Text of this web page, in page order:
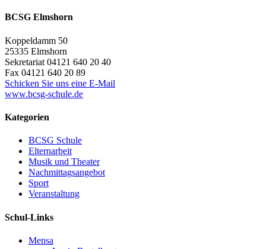
BCSG Elmshorn
Koppeldamm 50
25335 Elmshorn
Sekretariat 04121 640 20 40
Fax 04121 640 20 89
Schicken Sie uns eine E-Mail
www.bcsg-schule.de
Kategorien
BCSG Schule
Elternarbeit
Musik und Theater
Nachmittagsangebot
Sport
Veranstaltung
Schul-Links
Mensa